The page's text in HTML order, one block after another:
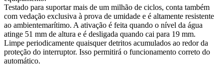
Testado para suportar mais de um milhão de ciclos, conta também
com vedação exclusiva à prova de umidade e é altamente resistente
ao ambientemarítimo. A ativação é feita quando o nível da água
atinge 51 mm de altura e é desligada quando cai para 19 mm.
Limpe periodicamente quaisquer detritos acumulados ao redor da
proteção do interruptor. Isso permitirá o funcionamento correto do
automático.